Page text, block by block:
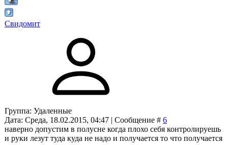
Свидомит
Группа: Удаленные
Дата: Среда, 18.02.2015, 04:47 | Сообщение # 6
наверно допустим в полусне когда плохо себя контролируешь
и руки лезут туда куда не надо и получается то что получается